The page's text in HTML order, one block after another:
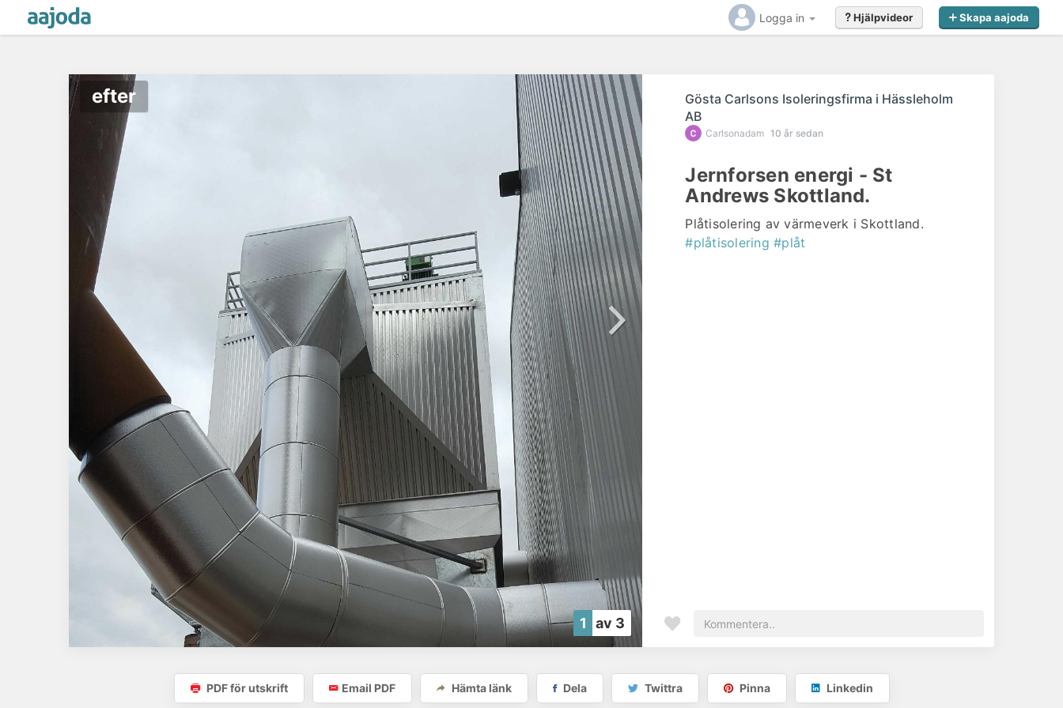
Logga in Skapa aajoda
Hjälpvideor
efter efter
1 av 3
Gösta Carlsons Isoleringsfirma i Hässleholm
AB
Carlsonadam 10 år sedan
Jernforsen energi - St
Andrews Skottland.
Plåtisolering av värmeverk i Skottland.
#plåtisolering #plåt
PDF för utskrift Email PDF Hämta länk Dela Twittra Pinna Linkedin